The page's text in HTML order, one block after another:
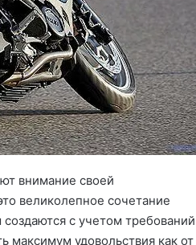
внимание своей
великолепное сочетание
с учетом требований
максимум удовольствия как от